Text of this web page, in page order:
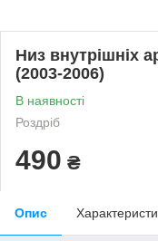
Низ внутрішніх
(2003-2006)
В наявності
Роздріб
490 ₴
Опис